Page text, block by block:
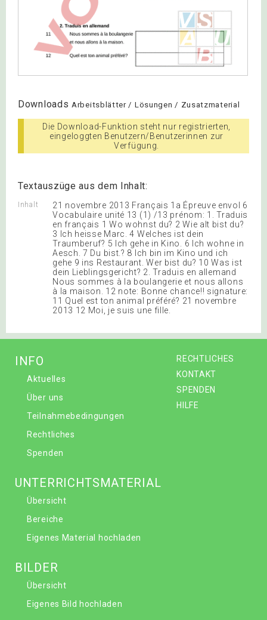
Downloads Arbeitsblätter / Lösungen / Zusatzmaterial
Die Download-Funktion steht nur registrierten,
eingeloggten Benutzern/Benutzerinnen zur
Verfügung.
Textauszüge aus dem Inhalt:
Inhalt
21 novembre 2013 Français 1a Épreuve envol 6
Vocabulaire unité 13 (1) /13 prénom: 1. Traduis
en français 1 Wo wohnst du? 2 Wie alt bist du?
3 Ich heisse Marc. 4 Welches ist dein
Traumberuf? 5 Ich gehe in Kino. 6 Ich wohne in
Aesch. 7 Du bist.? 8 Ich bin im Kino und ich
gehe 9 ins Restaurant. Wer bist du? 10 Was ist
dein Lieblingsgericht? 2. Traduis en allemand
Nous sommes à la boulangerie et nous allons
à la maison. 12 note: Bonne chance!! signature:
11 Quel est ton animal préféré? 21 novembre
2013 12 Moi, je suis une fille.
RECHTLICHES
KONTAKT
SPENDEN
HILFE
INFO
Aktuelles
Über uns
Teilnahmebedingungen
Rechtliches
Spenden
UNTERRICHTSMATERIAL
Übersicht
Bereiche
Eigenes Material hochladen
BILDER
Übersicht
Eigenes Bild hochladen